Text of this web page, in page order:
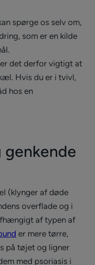
spørge os selv om,
som er en kilde
det derfor vigtigt at
Hvis du er i tvivl,
hos en
genkende
(klynger af døde
overflade og i
af typen af
er mere tørre,
på tøjet og ligner
med psoriasis i